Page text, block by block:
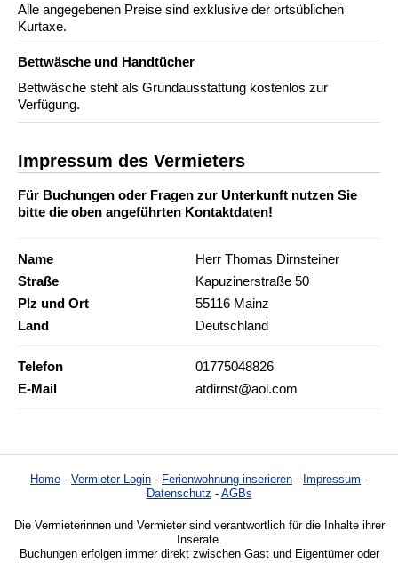
Alle angegebenen Preise sind exklusive der ortsüblichen
Kurtaxe.
Bettwäsche und Handtücher
Bettwäsche steht als Grundausstattung kostenlos zur
Verfügung.
Impressum des Vermieters
Für Buchungen oder Fragen zur Unterkunft nutzen Sie
bitte die oben angeführten Kontaktdaten!
Name
Herr Thomas Dirnsteiner
Straße
Kapuzinerstraße 50
Plz und Ort
55116 Mainz
Land
Deutschland
Telefon
01775048826
E-Mail
atdirnst@aol.com
Home - Vermieter-Login - Ferienwohnung inserieren - Impressum -
Datenschutz - AGBs
Die Vermieterinnen und Vermieter sind verantwortlich für die Inhalte ihrer
Inserate.
Buchungen erfolgen immer direkt zwischen Gast und Eigentümer oder